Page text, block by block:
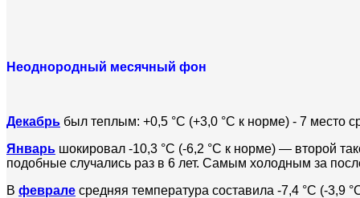
Неоднородный месячный фон
Декабрь был теплым: +0,5 °С (+3,0 °С к норме) - 7 место
Январь шокировал -10,3 °С (-6,2 °С к норме) — второй
подобные случались раз в 6 лет. Самым холодным за
В феврале средняя температура составила -7,4 °С (-3,9